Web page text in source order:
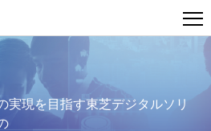
実現を目指す東芝デジタルソリ